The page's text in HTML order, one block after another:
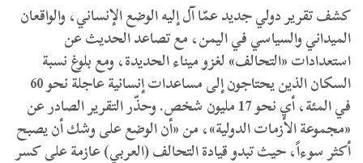
كشف تقرير دولي جديد عمّا آل إليه الوضع الإنساني، والواقعان
الميداني والسياسي في اليمن، مع تصاعد الحديث عن
استعدادات «التحالف» لغزو ميناء الحديدة، ومع بلوغ نسبة
السكان الذين يحتاجون إلى مساعدات إنسانية عاجلة نحو 60
في المئة، أي نحو 17 مليون شخص. وحذّر التقرير الصادر عن
«مجموعة الأزمات الدولية»، من «أن الوضع على وشك أن يصبح
أكثر سوءاً، حيث تبدو قيادة التحالف (العربي) عازمة على كسر